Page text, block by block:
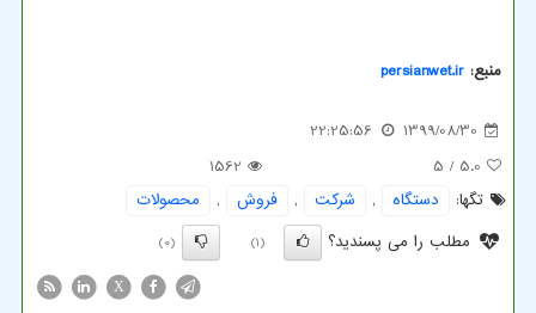
منبع: persianwet.ir
1399/08/30
22:25:56
5.0
/ 5
1562
تگها:
دستگاه , شركت , فروش ,
محصولات
مطلب را می پسندید؟
(1)
(0)
X